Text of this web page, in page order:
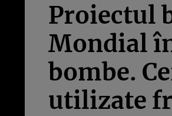
Proiectul
Mondial
bombe.
utilizate